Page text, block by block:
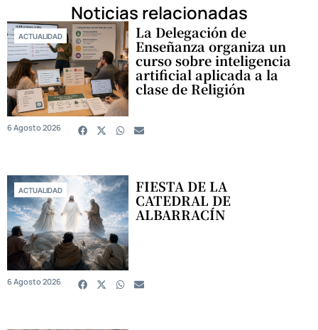
Noticias relacionadas
ACTUALIDAD La Delegación de
Enseñanza organiza un
curso sobre inteligencia
artificial aplicada a la
clase de Religión
6 Agosto 2026
ACTUALIDAD FIESTA DE LA
CATEDRAL DE
ALBARRACÍN
6 Agosto 2026